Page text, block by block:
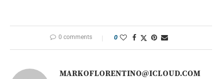
0 comments 0
MARKOFLORENTINO@ICLOUD.COM